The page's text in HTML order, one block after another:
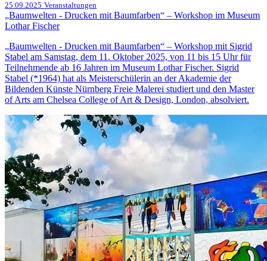
25.09.2025 Veranstaltungen
„Baumwelten - Drucken mit Baumfarben“ – Workshop im Museum
Lothar Fischer
„Baumwelten - Drucken mit Baumfarben“ – Workshop mit Sigrid
Stabel am Samstag, dem 11. Oktober 2025, von 11 bis 15 Uhr für
Teilnehmende ab 16 Jahren im Museum Lothar Fischer. Sigrid
Stabel (*1964) hat als Meisterschülerin an der Akademie der
Bildenden Künste Nürnberg Freie Malerei studiert und den Master
of Arts am Chelsea College of Art & Design, London, absolviert.